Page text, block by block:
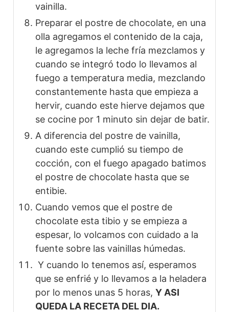
vainilla.
Preparar el postre de chocolate, en una
olla agregamos el contenido de la caja,
le agregamos la leche fría mezclamos y
cuando se integró todo lo llevamos al
fuego a temperatura media, mezclando
constantemente hasta que empieza a
hervir, cuando este hierve dejamos que
se cocine por 1 minuto sin dejar de batir.
A diferencia del postre de vainilla,
cuando este cumplió su tiempo de
cocción, con el fuego apagado batimos
el postre de chocolate hasta que se
entibie.
Cuando vemos que el postre de
chocolate esta tibio y se empieza a
espesar, lo volcamos con cuidado a la
fuente sobre las vainillas húmedas.
Y cuando lo tenemos así, esperamos
que se enfrié y lo llevamos a la heladera
por lo menos unas 5 horas,Y ASI
QUEDA LA RECETA DEL DIA.